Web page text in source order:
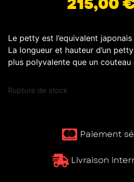
Le petty est l’equivalent japonais
La longueur et hauteur d’un
plus polyvalente que un couteau
Rupture de stock
Paiement
Livraison